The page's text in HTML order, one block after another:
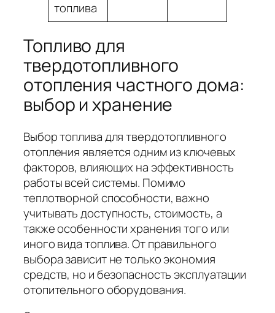
топлива
Топливо для
твердотопливного
отопления частного дома:
выбор и хранение
Выбор топлива для твердотопливного
отопления является одним из ключевых
факторов, влияющих на эффективность
работы всей системы. Помимо
теплотворной способности, важно
учитывать доступность, стоимость, а
также особенности хранения того или
иного вида топлива. От правильного
выбора зависит не только экономия
средств, но и безопасность эксплуатации
отопительного оборудования.